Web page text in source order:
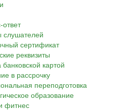
ответ
слушателей
сертификат
реквизиты
картой
в рассрочку
переподготовка
образование
фитнес